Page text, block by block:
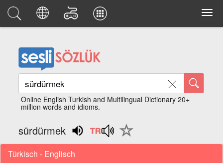
Online English Turkish and Multilingual Dictionary 20+
million words and idioms.
sürdürmek
Türkisch - Englisch